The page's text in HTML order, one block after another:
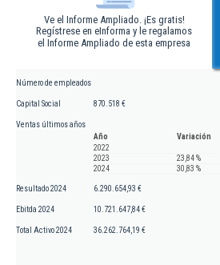
Ve el Informe Ampliado. ¡Es gratis!
Regístrese en eInforma y le regalamos
el Informe Ampliado de esta empresa
Número de empleados
Capital Social 870.518 €
Ventas últimos años
Año
Variación
2022
2023
23,84 %
2024
30,83 %
Resultado 2024 6.290.654,93 €
Ebitda 2024 10.721.647,84 €
Total Activo 2024 36.262.764,19 €